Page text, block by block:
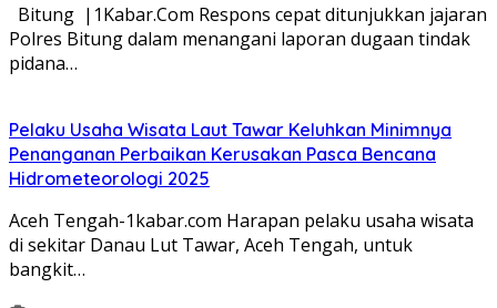
Bitung |1Kabar.Com Respons cepat ditunjukkan jajaran
Polres Bitung dalam menangani laporan dugaan tindak
pidana…
Pelaku Usaha Wisata Laut Tawar Keluhkan Minimnya
Penanganan Perbaikan Kerusakan Pasca Bencana
Hidrometeorologi 2025
Aceh Tengah-1kabar.com Harapan pelaku usaha wisata
di sekitar Danau Lut Tawar, Aceh Tengah, untuk
bangkit…